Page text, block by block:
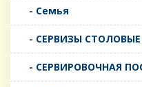
- Семья
- СЕРВИЗЫ СТОЛОВЫЕ
- СЕРВИРОВОЧНАЯ